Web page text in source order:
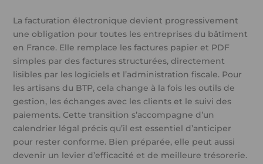
La facturation électronique devient progressivement
une obligation pour toutes les entreprises du bâtiment
en France. Elle remplace les factures papier et PDF
simples par des factures structurées, directement
lisibles par les logiciels et l’administration fiscale. Pour
les artisans du BTP, cela change à la fois les outils de
gestion, les échanges avec les clients et le suivi des
paiements. Cette transition s’accompagne d’un
calendrier légal précis qu’il est essentiel d’anticiper
pour rester conforme. Bien préparée, elle peut aussi
devenir un levier d’efficacité et de meilleure trésorerie.